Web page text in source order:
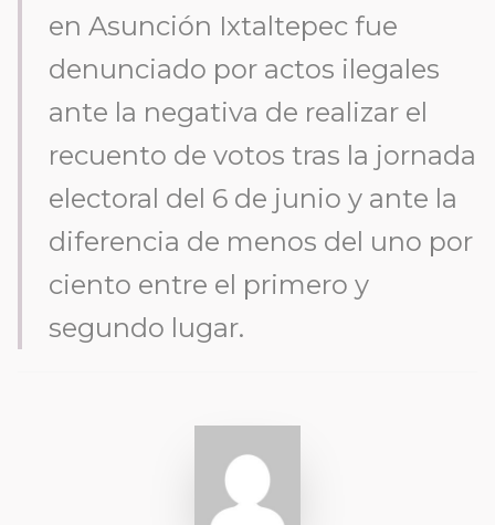
en Asunción Ixtaltepec fue
denunciado por actos ilegales
ante la negativa de realizar el
recuento de votos tras la jornada
electoral del 6 de junio y ante la
diferencia de menos del uno por
ciento entre el primero y
segundo lugar.